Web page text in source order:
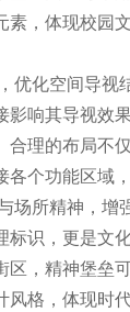
素，体现校园
优化空间导视
影响其导视效
合理的布局不
各个功能区域
场所精神，增
标识，更是文
区，精神堡垒
风格，体现时